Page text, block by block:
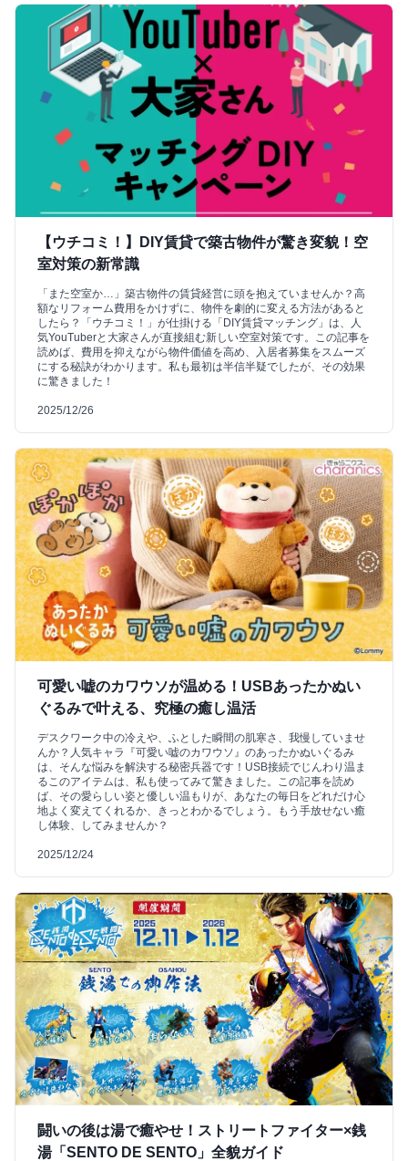
【ウチコミ！】DIY賃貸で築古物件が驚き変貌！空
室対策の新常識
「また空室か…」築古物件の賃貸経営に頭を抱えていませんか？高
額なリフォーム費用をかけずに、物件を劇的に変える方法があると
したら？「ウチコミ！」が仕掛ける「DIY賃貸マッチング」は、人
気YouTuberと大家さんが直接組む新しい空室対策です。この記事を
読めば、費用を抑えながら物件価値を高め、入居者募集をスムーズ
にする秘訣がわかります。私も最初は半信半疑でしたが、その効果
に驚きました！
2025/12/26
可愛い嘘のカワウソが温める！USBあったかぬい
ぐるみで叶える、究極の癒し温活
デスクワーク中の冷えや、ふとした瞬間の肌寒さ、我慢していませ
んか？人気キャラ『可愛い嘘のカワウソ』のあったかぬいぐるみ
は、そんな悩みを解決する秘密兵器です！USB接続でじんわり温ま
るこのアイテムは、私も使ってみて驚きました。この記事を読め
ば、その愛らしい姿と優しい温もりが、あなたの毎日をどれだけ心
地よく変えてくれるか、きっとわかるでしょう。もう手放せない癒
し体験、してみませんか？
2025/12/24
闘いの後は湯で癒やせ！ストリートファイター×銭
湯「SENTO DE SENTO」全貌ガイド